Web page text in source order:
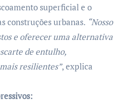
superficial e o
construções urbanas. “Nosso
e oferecer uma alternativa
de entulho,
resilientes”, explica